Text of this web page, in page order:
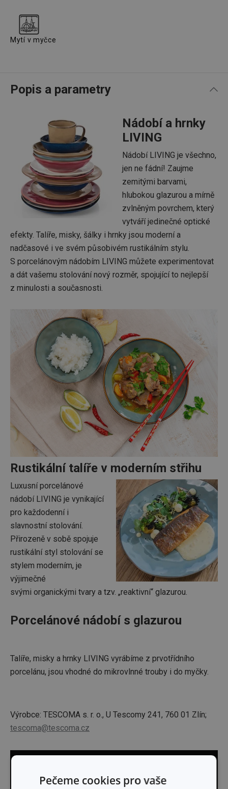
Mytí v myčce
Popis a parametry
Nádobí a hrnky
LIVING
Nádobí LIVING je všechno,
jen ne fádní! Zaujme
zemitými barvami,
hlubokou glazurou a mírně
zvlněným povrchem, který
vytváří jedinečné optické
efekty. Talíře, misky, šálky i hrnky jsou moderní a
nadčasové i ve svém působivém rustikálním stylu.
S porcelánovým nádobím LIVING můžete experimentovat
a dát vašemu stolování nový rozměr, spojující to nejlepší
z minulosti a současnosti.
Rustikální talíře v moderním střihu
Luxusní porcelánové
nádobí LIVING je vynikající
pro každodenní i
slavnostní stolování.
Přirozeně v sobě spojuje
rustikální styl stolování se
stylem moderním, je
výjimečné
svými organickými tvary a tzv. „reaktivní“ glazurou.
Porcelánové nádobí s glazurou
Talíře, misky a hrnky LIVING vyrábíme z prvotřídního
porcelánu, jsou vhodné do mikrovlnné trouby i do myčky.
Výrobce: TESCOMA s. r. o., U Tescomy 241, 760 01 Zlín;
tescoma@tescoma.cz
Pečeme cookies pro vaše